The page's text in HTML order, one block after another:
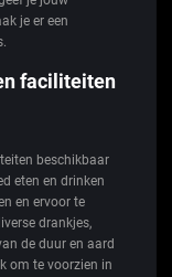
je er een
faciliteiten
beschikbaar
eten en drinken
en ervoor te
drankjes,
de duur en aard
om te voorzien in